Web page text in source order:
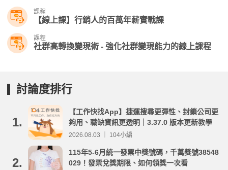
課程
【線上課】行銷人的百萬年薪實戰課
課程
社群高轉換變現術 - 強化社群變現能力的線上課程
討論度排行
1.
【工作快找App】捷運搜尋更彈性、封鎖公司更
夠用、職缺資訊更透明｜3.37.0 版本更新教學
2026.08.03 ｜ 104小編
2.
115年5-6月統一發票中獎號碼，千萬獎號38548
029！發票兌獎期限、如何領獎一次看